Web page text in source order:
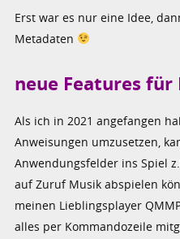
Erst war es nur eine Idee,
Metadaten
neue Features für
Als ich in 2021 angefangen
Anweisungen umzusetzen,
Anwendungsfelder ins Spiel
auf Zuruf Musik abspielen
meinen Lieblingsplayer
alles per Kommandozeile